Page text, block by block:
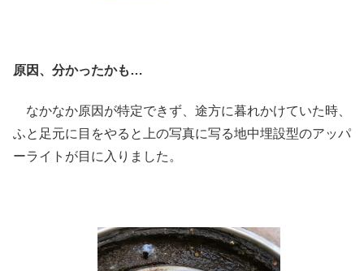
原因、分かったかも…
なかなか原因が特定できず、途方に暮れかけていた時、
ふと足元に目をやると上の写真に写る地中埋設型のアッパ
ーライトが目に入りました。